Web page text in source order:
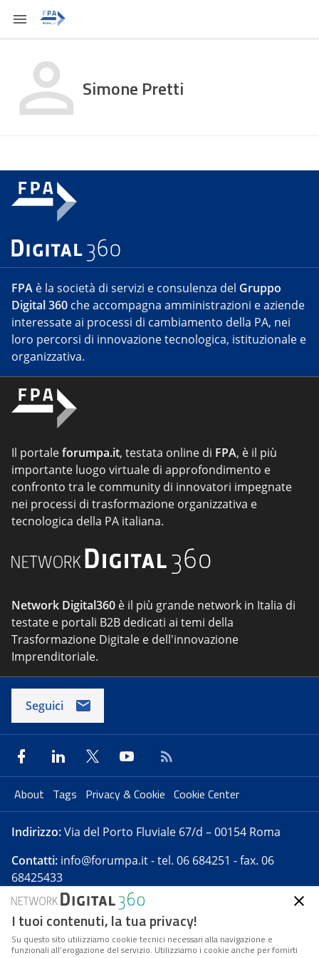
Simone Pretti
FPA è la società di servizi e consulenza del Gruppo
Digital 360 che accompagna amministrazioni e aziende
interessate ai processi di cambiamento della PA, nei
loro percorsi di innovazione tecnologica, istituzionale e
organizzativa.
Il portaleforumpa.it, testata online di FPA, è il più
importante luogo virtuale di approfondimento e
confronto tra le community di innovatori impegnate
nei processi di trasformazione organizzativa e
tecnologica della PA italiana.
Network Digital360 è il più grande network in Italia di
testate e portali B2B dedicati ai temi della
Trasformazione Digitale e dell'innovazione
Imprenditoriale.
Seguici
About Tags Privacy & Cookie Cookie Center
Indirizzo:Via del Porto Fluviale 67/d – 00154 Roma
Contatti: info@forumpa.it- tel. 06 684251 - fax. 06
68425433
Forumpa.itè una pubblicazione telematica iscritta
presso Registro della stampa del Tribunale di Roma -
Reg. n. 182 del 2 maggio 2008 - Direttore resp. Michela
I tuoi contenuti, la tua privacy!
Su questo sito utilizziamo cookie tecnici necessari alla navigazione e
funzionali all’erogazione del servizio. Utilizziamo i cookie anche per fornirti